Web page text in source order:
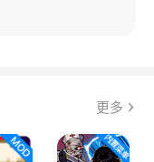
更多